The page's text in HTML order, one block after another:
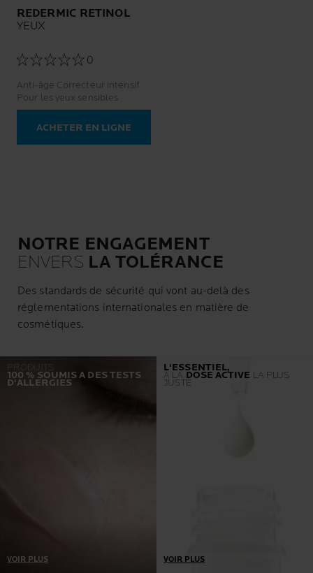
REDERMIC RETINOL
YEUX
0
Anti-âge Correcteur intensif
Pour les yeux sensibles
ACHETER EN LIGNE
NOTRE ENGAGEMENT
ENVERS LA TOLÉRANCE
Des standards de sécurité qui vont au-delà des
réglementations internationales en matière de
cosmétiques.
PRODUITS
100 % SOUMIS A DES TESTS
D'ALLERGIES
VOIR PLUS
L'ESSENTIEL,
À LA DOSE ACTIVE LA PLUS
JUSTE
VOIR PLUS